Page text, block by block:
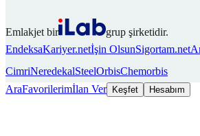
Emlakjet bir
grup şirketidir.
EndeksaKariyer.netİşin OlsunSigortam.net
CimriNeredekalSteelOrbisChemorbis
AraFavorilerimİlan Ver Keşfet Hesabım